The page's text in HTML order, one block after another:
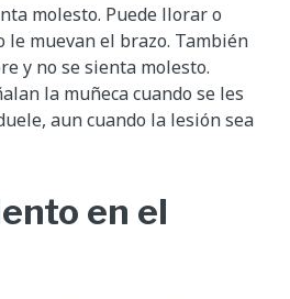
molesto. Puede llorar o
le muevan el brazo. También
y no se sienta molesto.
la muñeca cuando se les
aun cuando la lesión sea
en el